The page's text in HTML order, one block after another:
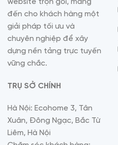
đến cho khách hàng một
giải pháp tối ưu và
chuyên nghiệp để xây
dựng nền tảng trực tuyến
vững chắc.
TRỤ SỞ CHÍNH
Hà Nội: Ecohome 3, Tân
Xuân, Đông Ngạc, Bắc Từ
Liêm, Hà Nội